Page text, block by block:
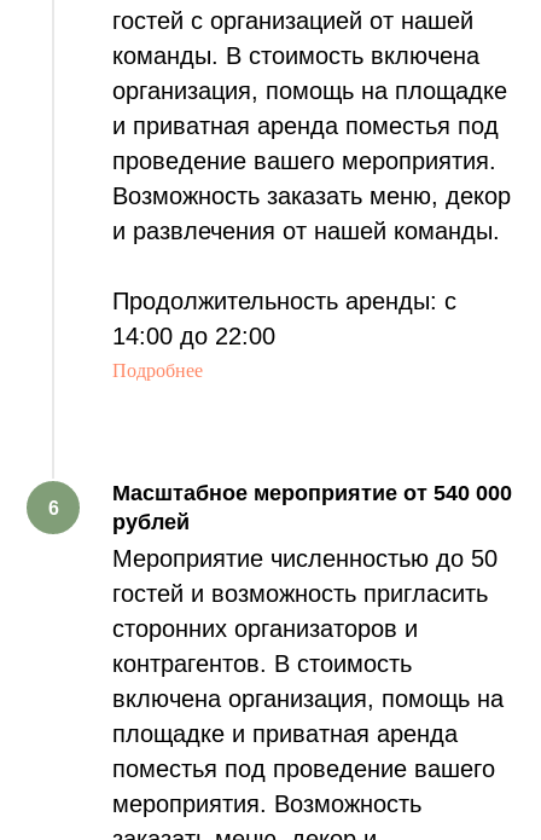
гостей с организацией от нашей
команды. В стоимость включена
организация, помощь на площадке
и приватная аренда поместья под
проведение вашего мероприятия.
Возможность заказать меню, декор
и развлечения от нашей команды.
Продолжительность аренды: с
14:00 до 22:00
Подробнее
Масштабное мероприятие от 540 000
рублей
Мероприятие численностью до 50
гостей и возможность пригласить
сторонних организаторов и
контрагентов. В стоимость
включена организация, помощь на
площадке и приватная аренда
поместья под проведение вашего
мероприятия. Возможность